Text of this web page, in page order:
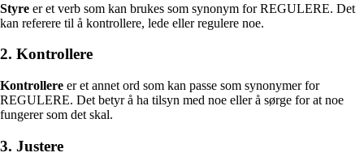
Styre er et verb som kan brukes som synonym for REGULERE. Det
kan referere til å kontrollere, lede eller regulere noe.
2. Kontrollere
Kontrollere er et annet ord som kan passe som synonymer for
REGULERE. Det betyr å ha tilsyn med noe eller å sørge for at noe
fungerer som det skal.
3. Justere